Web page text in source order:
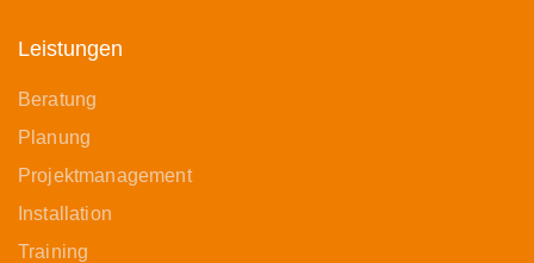
Leistungen
Beratung
Planung
Projektmanagement
Installation
Training